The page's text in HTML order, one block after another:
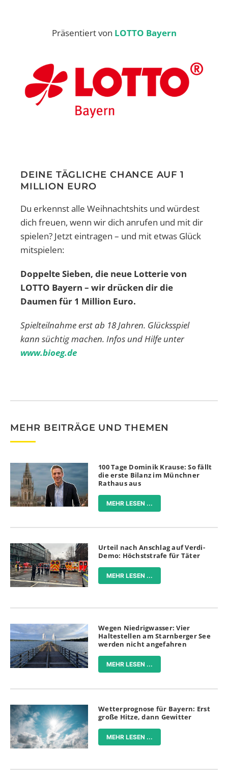
Präsentiert von LOTTO Bayern
DEINE TÄGLICHE CHANCE AUF 1
MILLION EURO
Du erkennst alle Weihnachtshits und würdest
dich freuen, wenn wir dich anrufen und mit dir
spielen? Jetzt eintragen – und mit etwas Glück
mitspielen:
Doppelte Sieben, die neue Lotterie von
LOTTO Bayern – wir drücken dir die
Daumen für 1 Million Euro.
Spielteilnahme erst ab 18 Jahren. Glücksspiel
kann süchtig machen. Infos und Hilfe unter
www.bioeg.de
MEHR BEITRÄGE UND THEMEN
100 Tage Dominik Krause: So fällt
die erste Bilanz im Münchner
Rathaus aus
MEHR LESEN ...
Urteil nach Anschlag auf Verdi-
Demo: Höchststrafe für Täter
MEHR LESEN ...
Wegen Niedrigwasser: Vier
Haltestellen am Starnberger See
werden nicht angefahren
MEHR LESEN ...
Wetterprognose für Bayern: Erst
große Hitze, dann Gewitter
MEHR LESEN ...